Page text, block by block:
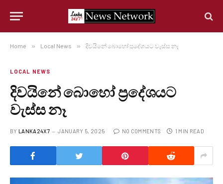
Home » Local News » දිවයිනේ බොහෝ ප්‍රදේශයට වැස්ස නෑ
LOCAL NEWS
දිවයිනේ බොහෝ ප්‍රදේශයට
වැස්ස නෑ
BY LANKA24X7 JANUARY 5, 2025 NO COMMENTS 1 MIN READ